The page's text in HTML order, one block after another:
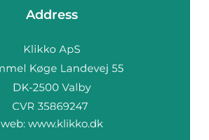
Address
web: www.klikko.dk